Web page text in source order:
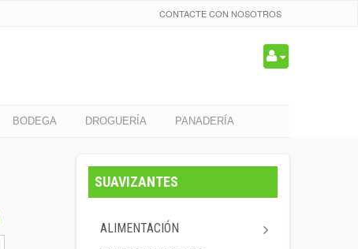
CONTACTE CON NOSOTROS
BODEGA DROGUERÍA PANADERÍA
SUAVIZANTES
ALIMENTACIÓN